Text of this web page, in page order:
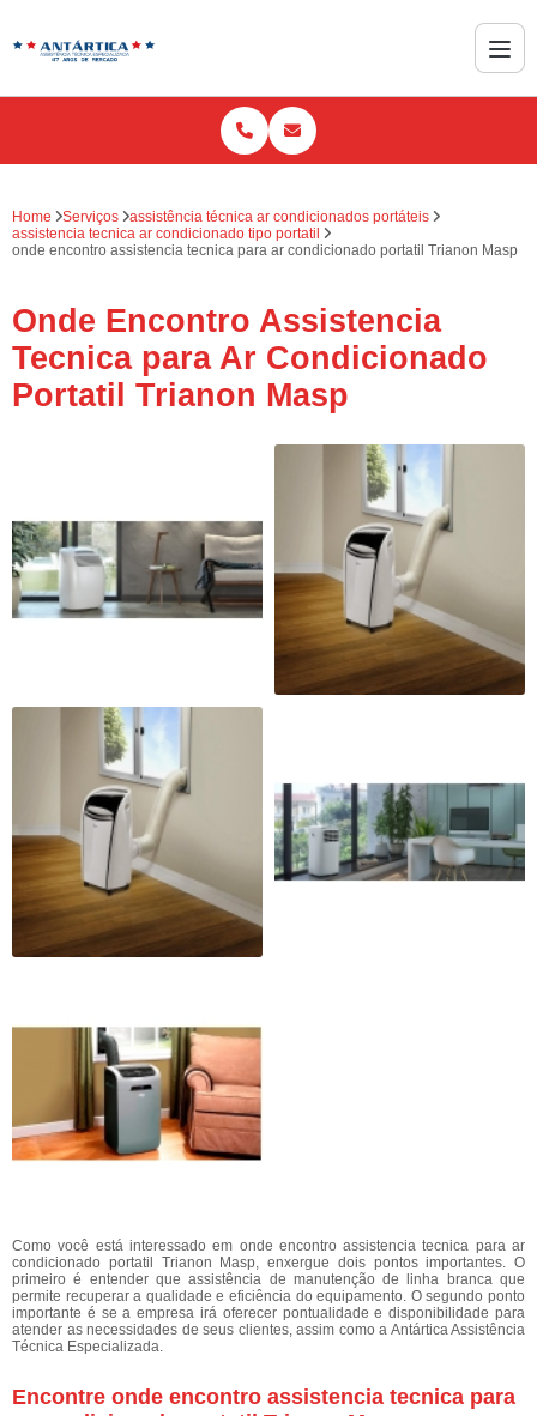
Home Serviços
assistência técnica ar condicionados portáteis
assistencia tecnica ar condicionado tipo portatil
onde encontro assistencia tecnica para ar condicionado portatil Trianon Masp
Onde Encontro Assistencia
Tecnica para Ar Condicionado
Portatil Trianon Masp
Como você está interessado em onde encontro assistencia tecnica para ar
condicionado portatil Trianon Masp, enxergue dois pontos importantes. O
primeiro é entender que assistência de manutenção de linha branca que
permite recuperar a qualidade e eficiência do equipamento. O segundo ponto
importante é se a empresa irá oferecer pontualidade e disponibilidade para
atender as necessidades de seus clientes, assim como a Antártica Assistência
Técnica Especializada.
Encontre onde encontro assistencia tecnica para